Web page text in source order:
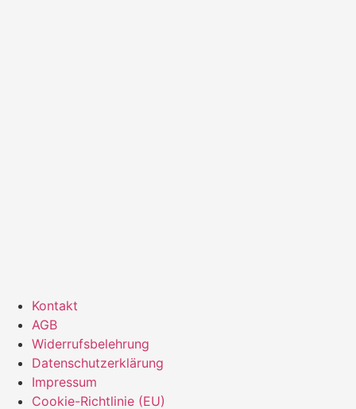
Kontakt
AGB
Widerrufsbelehrung
Datenschutzerklärung
Impressum
Cookie-Richtlinie (EU)